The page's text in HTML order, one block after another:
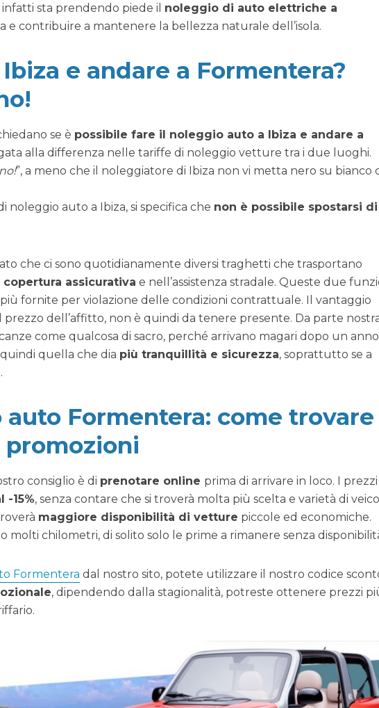
sta prendendo piede il noleggio di auto elettriche a
e contribuire a mantenere la bellezza naturale dell’isola.
e andare a Formentera?
se è possibile fare il noleggio auto a Ibiza e andare a
alla differenza nelle tariffe di noleggio vetture tra i due luoghi.
”, a meno che il noleggiatore di Ibiza non vi metta nero su bianco
auto a Ibiza, si specifica che non è possibile spostarsi di
che ci sono quotidianamente diversi traghetti che trasportano
copertura assicurativa e nell’assistenza stradale. Queste due
fornite per violazione delle condizioni contrattuale. Il vantaggio
dell’affitto, non è quindi da tenere presente. Da parte
come qualcosa di sacro, perché arrivano magari dopo un anno
quella che dia più tranquillità e sicurezza, soprattutto se a
Formentera: come
consiglio è di prenotare online prima di arrivare in loco. I prezzi
-15%, senza contare che si troverà molta più scelta e varietà di
maggiore disponibilità di vetture piccole ed economiche.
molti chilometri, di solito solo le prime a rimanere senza
Formentera dal nostro sito, potete utilizzare il nostro codice
, dipendendo dalla stagionalità, potreste ottenere prezzi